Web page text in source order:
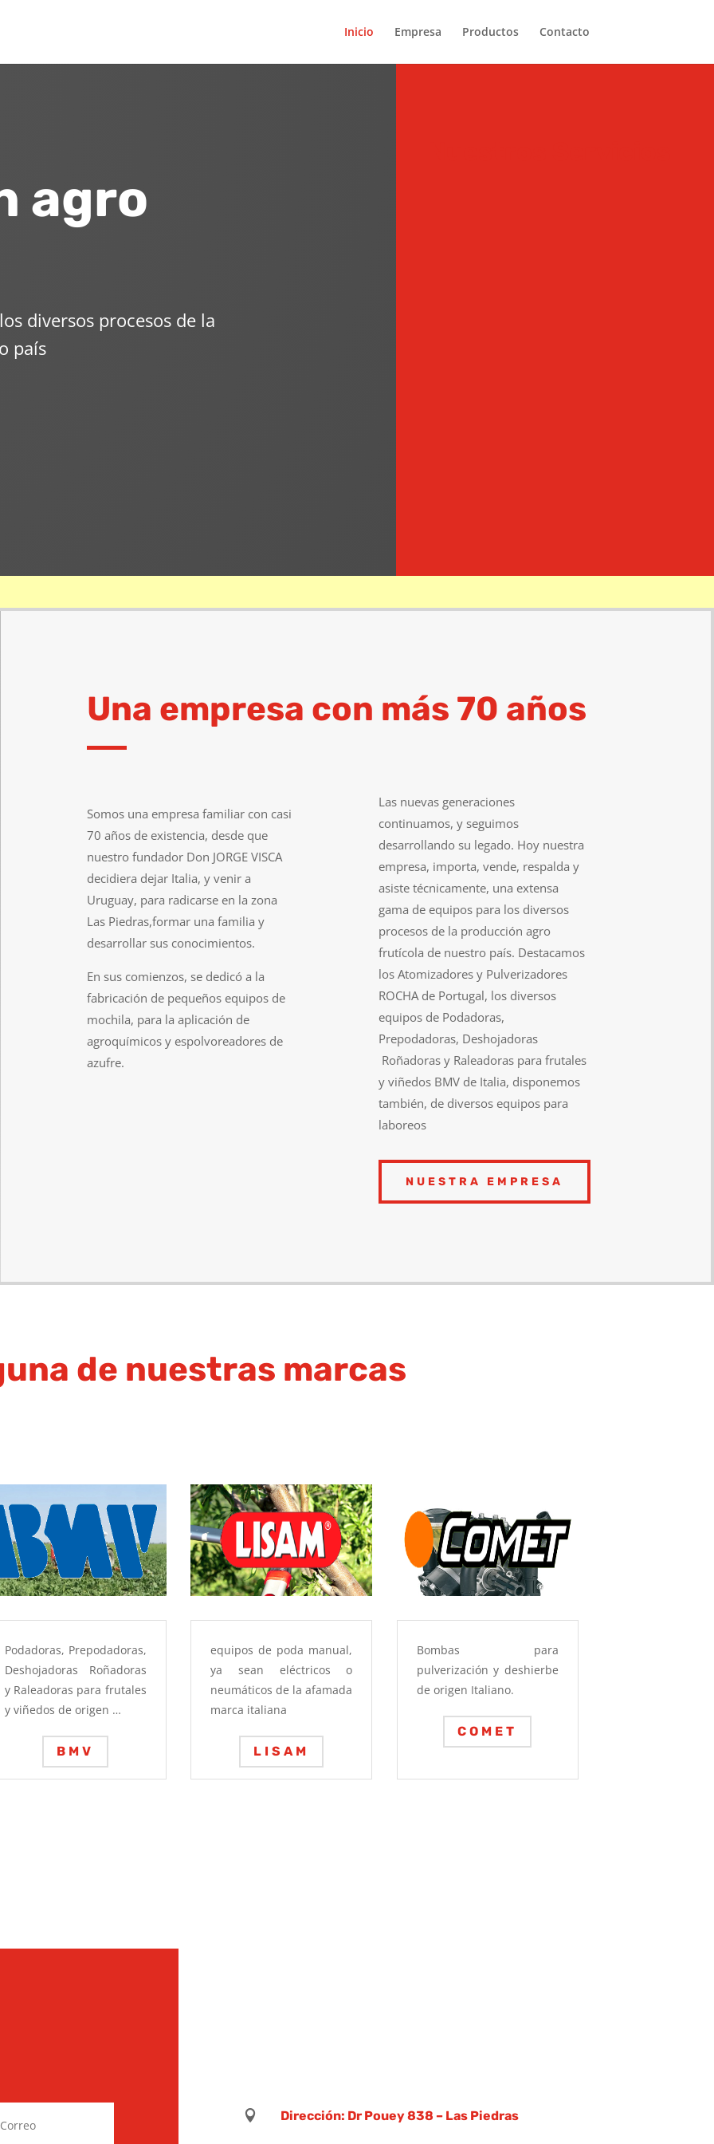
Inicio Empresa Productos Contacto
agro
diversos procesos de la
país
Una empresa con más 70 años
Somos una empresa familiar con casi
70 años de existencia, desde que
nuestro fundador Don JORGE VISCA
decidiera dejar Italia, y venir a
Uruguay, para radicarse en la zona
Las Piedras,formar una familia y
desarrollar sus conocimientos.
En sus comienzos, se dedicó a la
fabricación de pequeños equipos de
mochila, para la aplicación de
agroquímicos y espolvoreadores de
azufre.
Las nuevas generaciones
continuamos, y seguimos
desarrollando su legado. Hoy nuestra
empresa, importa, vende, respalda y
asiste técnicamente, una extensa
gama de equipos para los diversos
procesos de la producción agro
frutícola de nuestro país. Destacamos
los Atomizadores y Pulverizadores
ROCHA de Portugal, los diversos
equipos de Podadoras,
Prepodadoras, Deshojadoras
Roñadoras y Raleadoras para frutales
y viñedos BMV de Italia, disponemos
también, de diversos equipos para
laboreos
NUESTRA EMPRESA
de nuestras marcas
Podadoras, Prepodadoras,
Deshojadoras Roñadoras
y Raleadoras para frutales
y viñedos de origen …
BMV
equipos de poda manual,
ya sean eléctricos o
neumáticos de la afamada
marca italiana
LISAM
Bombas para
pulverización y deshierbe
de origen Italiano.
COMET
 Dirección: Dr Pouey 838 – Las Piedras